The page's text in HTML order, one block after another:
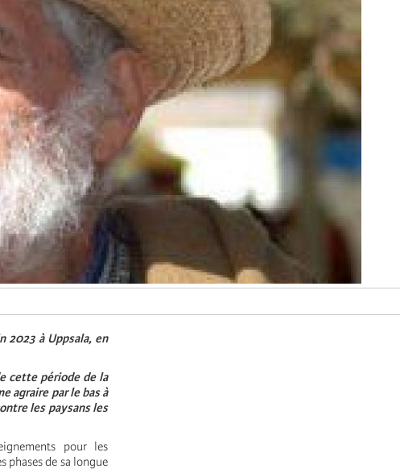
2023 à Uppsala, en
cette période de la
agraire par le bas à
les paysans les
pour les
phases de sa longue